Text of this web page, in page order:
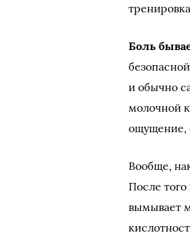
Боль
и обычно
молочной
ощущение,
Вообще,
После
вымывает